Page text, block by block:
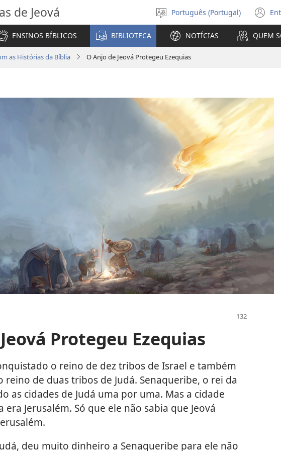
de Jeová
Selecionar
Língua
Português (Portugal)
ENSINOS BÍBLICOS BIBLIOTECA NOTÍCIAS QUEM
as Histórias da Bíblia O Anjo de Jeová Protegeu Ezequias
Protegeu Ezequias
o reino de dez tribos de Israel e também
de duas tribos de Judá. Senaqueribe, o rei da
as cidades de Judá uma por uma. Mas a cidade
Jerusalém. Só que ele não sabia que Jeová
deu muito dinheiro a Senaqueribe para ele não